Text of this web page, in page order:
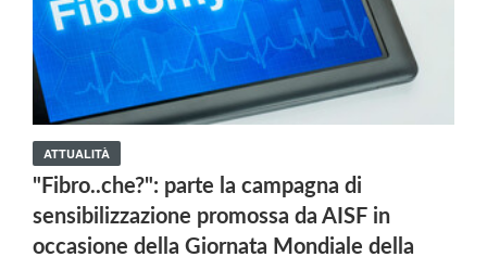
ATTUALITÀ
"Fibro..che?": parte la campagna di
sensibilizzazione promossa da AISF in
occasione della Giornata Mondiale della